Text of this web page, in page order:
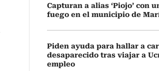
Capturan a alias ‘Piojo’ con
fuego en el municipio de
Piden ayuda para hallar a
desaparecido tras viajar a
empleo